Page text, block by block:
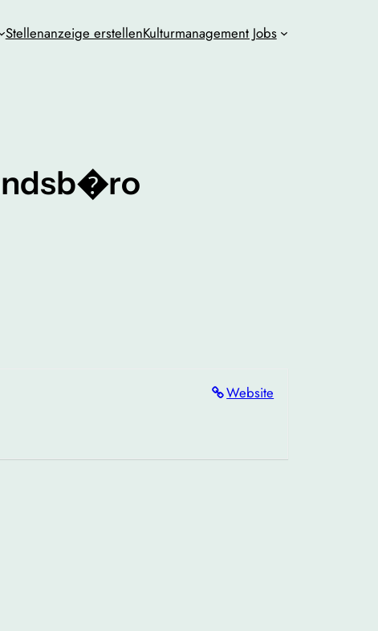
Stellenanzeige erstellenKulturmanagement Jobs
Website